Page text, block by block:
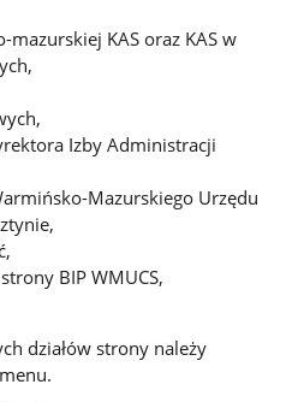
KAS oraz KAS w
Izby Administracji
Mazurskiego Urzędu
BIP WMUCS,
działów strony należy